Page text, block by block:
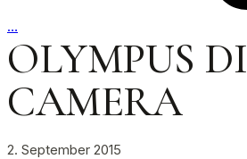
…
OLYMPUS
CAMERA
2. September 2015